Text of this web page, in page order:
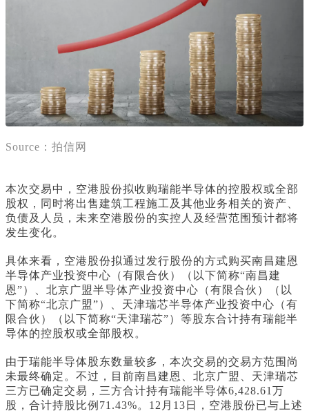
Source：拍信网
本次交易中，空港股份拟收购瑞能半导体的控股权或全部
股权，同时将出售建筑工程施工及其他业务相关的资产、
负债及人员，未来空港股份的实控人及经营范围预计都将
发生变化。
具体来看，空港股份拟通过发行股份的方式购买南昌建恩
半导体产业投资中心（有限合伙）（以下简称“南昌建
恩”）、北京广盟半导体产业投资中心（有限合伙）（以
下简称“北京广盟”）、天津瑞芯半导体产业投资中心（有
限合伙）（以下简称“天津瑞芯”）等股东合计持有瑞能半
导体的控股权或全部股权。
由于瑞能半导体股东数量较多，本次交易的交易方范围尚
未最终确定。不过，目前南昌建恩、北京广盟、天津瑞芯
三方已确定交易，三方合计持有瑞能半导体6,428.61万
股，合计持股比例71.43%。12月13日，空港股份已与上述